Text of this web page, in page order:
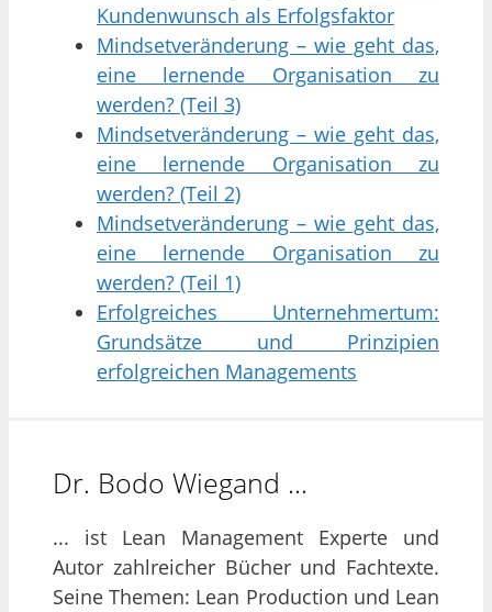
Kundenwunsch als Erfolgsfaktor
Mindsetveränderung – wie geht das,
eine lernende Organisation zu
werden? (Teil 3)
Mindsetveränderung – wie geht das,
eine lernende Organisation zu
werden? (Teil 2)
Mindsetveränderung – wie geht das,
eine lernende Organisation zu
werden? (Teil 1)
Erfolgreiches Unternehmertum:
Grundsätze und Prinzipien
erfolgreichen Managements
Dr. Bodo Wiegand …
... ist Lean Management Experte und
Autor zahlreicher Bücher und Fachtexte.
Seine Themen: Lean Production und Lean